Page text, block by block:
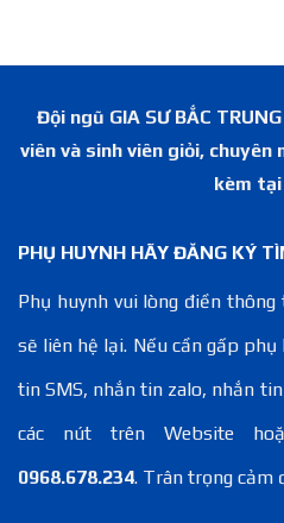
Đội ngũ GIA SƯ BẮC
viên và sinh viên giỏi,
kèm tại
PHỤ HUYNH HÃY ĐĂNG KÝ
Phụ huynh vui lòng điền
sẽ liên hệ lại. Nếu cần gấp
tin SMS, nhắn tin zalo, nhắn
các nút trên Website
0968.678.234. Trân trọng cảm